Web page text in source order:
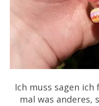
Ich muss sagen
mal was anderes,